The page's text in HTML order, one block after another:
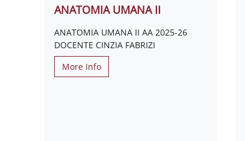
ANATOMIA UMANA II
ANATOMIA UMANA II AA 2025-26
DOCENTE CINZIA FABRIZI
More Info